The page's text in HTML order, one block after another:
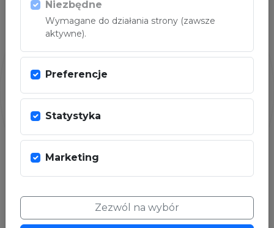
Niezbędne
Wymagane do działania strony (zawsze
aktywne).
Preferencje
Statystyka
Marketing
Zezwól na wybór